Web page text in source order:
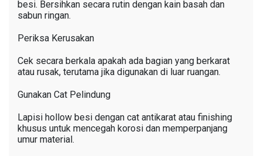
besi. Bersihkan secara rutin dengan kain basah dan
sabun ringan.
Periksa Kerusakan
Cek secara berkala apakah ada bagian yang berkarat
atau rusak, terutama jika digunakan di luar ruangan.
Gunakan Cat Pelindung
Lapisi hollow besi dengan cat antikarat atau finishing
khusus untuk mencegah korosi dan memperpanjang
umur material.